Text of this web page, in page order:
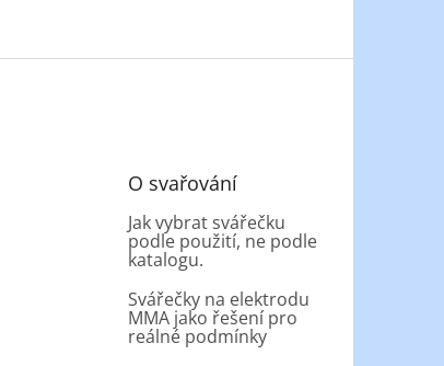
O svařování
Jak vybrat svářečku
podle použití, ne podle
katalogu.
Svářečky na elektrodu
MMA jako řešení pro
reálné podmínky